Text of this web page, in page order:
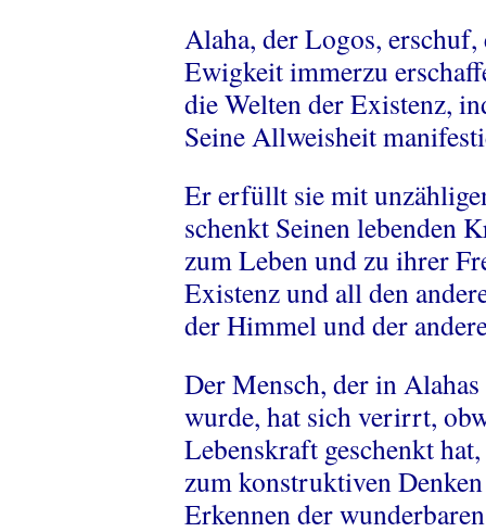
Alaha, der Logos,
Ewigkeit immerzu
die Welten der Existenz,
Seine Allweisheit
Er erfüllt sie mit
schenkt Seinen lebenden
zum Leben und zu ihrer
Existenz und all den
der Himmel und der
Der Mensch, der in
wurde, hat sich verirrt,
Lebenskraft geschenkt
zum konstruktiven
Erkennen der